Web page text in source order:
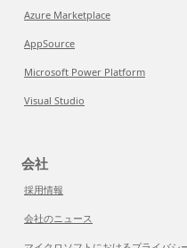
Azure Marketplace
AppSource
Microsoft Power Platform
Visual Studio
会社
採用情報
会社のニュース